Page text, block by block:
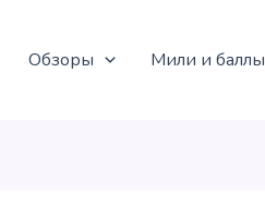
Обзоры Мили и баллы